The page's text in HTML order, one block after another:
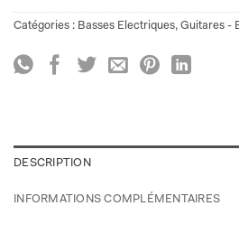
Catégories : Basses Electriques, Guitares -
DESCRIPTION
INFORMATIONS COMPLÉMENTAIRES